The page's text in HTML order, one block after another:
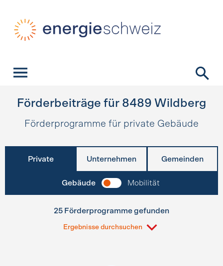
Förderbeiträge für 8489 Wildberg
Förderprogramme für private Gebäude
Private Unternehmen Gemeinden
Gebäude Mobilität
25 Förderprogramme gefunden
Ergebnisse durchsuchen